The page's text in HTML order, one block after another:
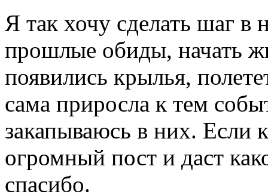
Я так хочу сделать шаг в
прошлые обиды, начать
появились крылья,
сама приросла к тем
закапываюсь в них. Если
огромный пост и даст
спасибо.